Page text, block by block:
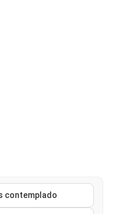
contemplado